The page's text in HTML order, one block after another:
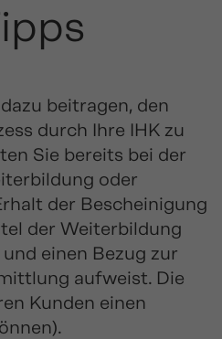
beitragen, den
durch Ihre IHK zu
Sie bereits bei der
oder
der Bescheinigung
der Weiterbildung
einen Bezug zur
aufweist. Die
Kunden einen